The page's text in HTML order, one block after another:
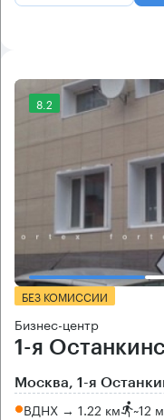
8.2
БЕЗ КОМИССИИ
Бизнес-центр
1-я
Москва, 1-я
ВДНХ → 1.22 км ~12